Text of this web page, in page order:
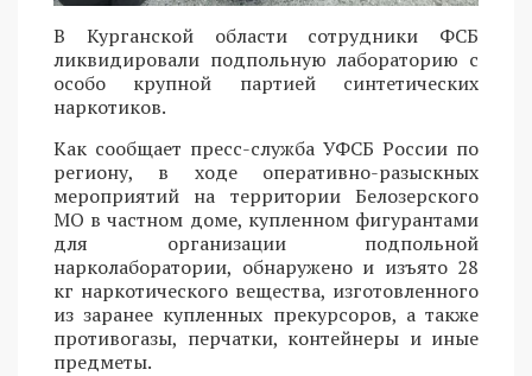
В Курганской области сотрудники ФСБ
ликвидировали подпольную лабораторию с
особо крупной партией синтетических
наркотиков.
Как сообщает пресс-служба УФСБ России по
региону, в ходе оперативно-разыскных
мероприятий на территории Белозерского
МО в частном доме, купленном фигурантами
для организации подпольной
нарколаборатории, обнаружено и изъято 28
кг наркотического вещества, изготовленного
из заранее купленных прекурсоров, а также
противогазы, перчатки, контейнеры и иные
предметы.